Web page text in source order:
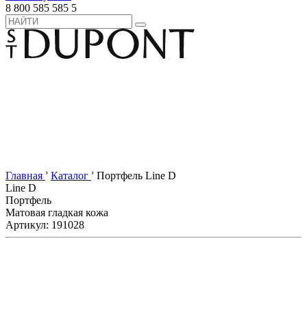
8 800 585 585 5
Главная › Каталог › Портфель Line D
Line D
Портфель
Матовая гладкая кожа
Артикул: 191028